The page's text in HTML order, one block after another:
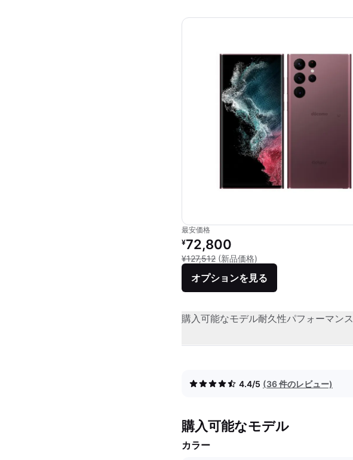
最安価格
リファービッシュ品の価格：
¥72,800
¥127,512 (新品価格)
オプションを見る
購入可能なモデル耐久性パフォーマンス
4.4/5 (36 件のレビュー)
購入可能なモデル
カラー